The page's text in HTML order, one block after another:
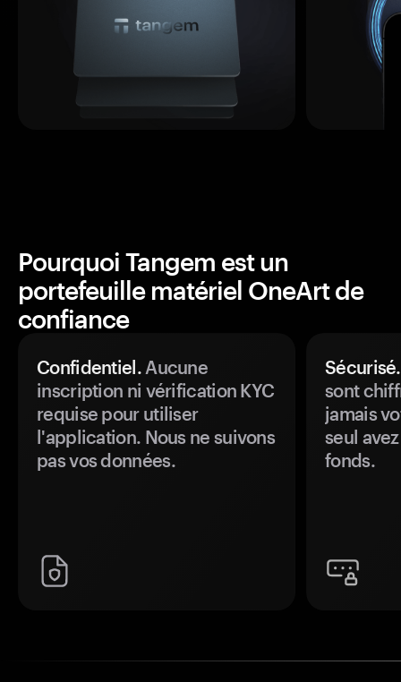
Pourquoi Tangem est un
portefeuille matériel OneArt de
confiance
Confidentiel.Aucune
inscription ni vérification KYC
requise pour utiliser
l'application. Nous ne suivons
pas vos données.
Sécurisé.
sont
jamais
seul
fonds.